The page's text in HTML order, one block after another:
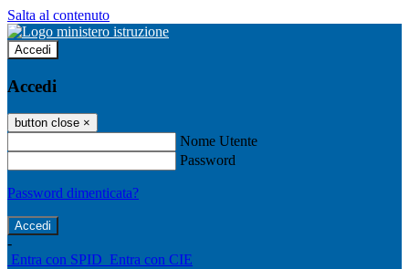
Salta al contenuto
Accedi
Accedi
button close ×
Nome Utente
Password
Password dimenticata?
-
Entra con SPID Entra con CIE